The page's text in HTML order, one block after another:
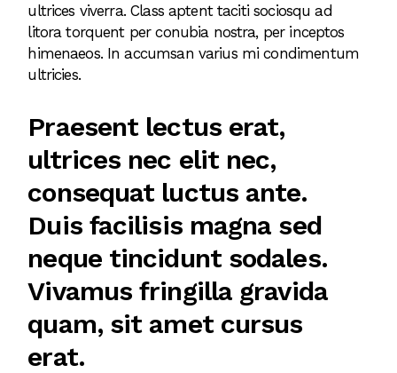
ultrices viverra. Class aptent taciti sociosqu ad
litora torquent per conubia nostra, per inceptos
himenaeos. In accumsan varius mi condimentum
ultricies.
Praesent lectus erat,
ultrices nec elit nec,
consequat luctus ante.
Duis facilisis magna sed
neque tincidunt sodales.
Vivamus fringilla gravida
quam, sit amet cursus
erat.